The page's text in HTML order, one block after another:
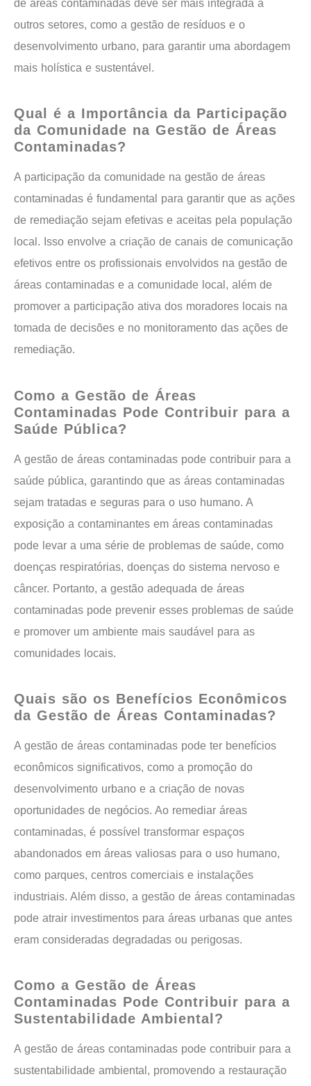
de áreas contaminadas deve ser mais integrada a
outros setores, como a gestão de resíduos e o
desenvolvimento urbano, para garantir uma abordagem
mais holística e sustentável.
Qual é a Importância da Participação
da Comunidade na Gestão de Áreas
Contaminadas?
A participação da comunidade na gestão de áreas
contaminadas é fundamental para garantir que as ações
de remediação sejam efetivas e aceitas pela população
local. Isso envolve a criação de canais de comunicação
efetivos entre os profissionais envolvidos na gestão de
áreas contaminadas e a comunidade local, além de
promover a participação ativa dos moradores locais na
tomada de decisões e no monitoramento das ações de
remediação.
Como a Gestão de Áreas
Contaminadas Pode Contribuir para a
Saúde Pública?
A gestão de áreas contaminadas pode contribuir para a
saúde pública, garantindo que as áreas contaminadas
sejam tratadas e seguras para o uso humano. A
exposição a contaminantes em áreas contaminadas
pode levar a uma série de problemas de saúde, como
doenças respiratórias, doenças do sistema nervoso e
câncer. Portanto, a gestão adequada de áreas
contaminadas pode prevenir esses problemas de saúde
e promover um ambiente mais saudável para as
comunidades locais.
Quais são os Benefícios Econômicos
da Gestão de Áreas Contaminadas?
A gestão de áreas contaminadas pode ter benefícios
econômicos significativos, como a promoção do
desenvolvimento urbano e a criação de novas
oportunidades de negócios. Ao remediar áreas
contaminadas, é possível transformar espaços
abandonados em áreas valiosas para o uso humano,
como parques, centros comerciais e instalações
industriais. Além disso, a gestão de áreas contaminadas
pode atrair investimentos para áreas urbanas que antes
eram consideradas degradadas ou perigosas.
Como a Gestão de Áreas
Contaminadas Pode Contribuir para a
Sustentabilidade Ambiental?
A gestão de áreas contaminadas pode contribuir para a
sustentabilidade ambiental, promovendo a restauração